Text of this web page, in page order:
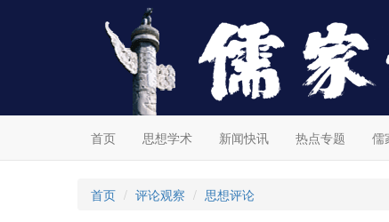
首页 思想学术 新闻快讯 热点专题 儒
首页 评论观察 思想评论